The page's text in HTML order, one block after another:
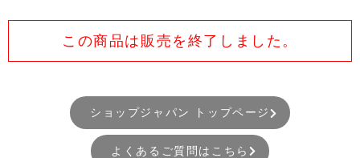
この商品は販売を終了しました。
ショップジャパン トップページ
よくあるご質問はこちら